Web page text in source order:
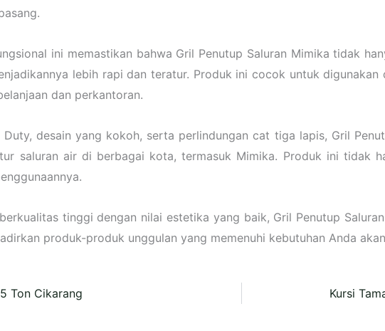
ini memastikan bahwa Gril Penutup Saluran Mimika tidak
lebih rapi dan teratur. Produk ini cocok untuk
dan perkantoran.
desain yang kokoh, serta perlindungan cat tiga lapis, Gril
saluran air di berbagai kota, termasuk Mimika. Produk ini tidak
tinggi dengan nilai estetika yang baik, Gril Penutup
produk-produk unggulan yang memenuhi kebutuhan Anda
Ton Cikarang Kursi